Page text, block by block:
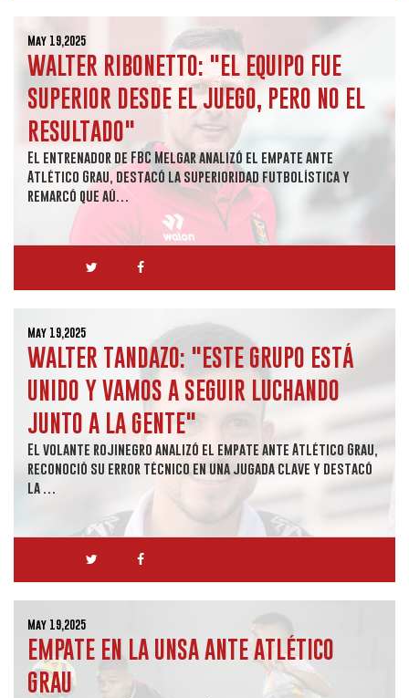
May 19,2025
WALTER RIBONETTO: "EL EQUIPO FUE
SUPERIOR DESDE EL JUEGO, PERO NO EL
RESULTADO"
El entrenador de FBC Melgar analizó el empate ante
Atlético Grau, destacó la superioridad futbolística y
remarcó que aú…
May 19,2025
WALTER TANDAZO: "ESTE GRUPO ESTÁ
UNIDO Y VAMOS A SEGUIR LUCHANDO
JUNTO A LA GENTE"
El volante rojinegro analizó el empate ante Atlético Grau,
reconoció su error técnico en una jugada clave y destacó
la …
May 19,2025
EMPATE EN LA UNSA ANTE ATLÉTICO
GRAU